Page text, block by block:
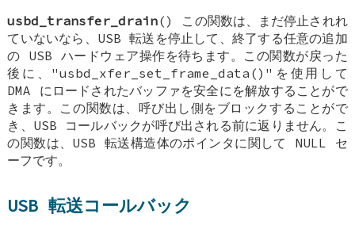
usbd_transfer_drain() この関数は、まだ停止されれ
ていないなら、USB 転送を停止して、終了する任意の追加
の USB ハードウェア操作を待ちます。この関数が戻った
後に、"usbd_xfer_set_frame_data()"を使用して
DMA にロードされたバッファを安全にを解放することがで
きます。この関数は、呼び出し側をブロックすることがで
き、USB コールバックが呼び出される前に返りません。こ
の関数は、USB 転送構造体のポインタに関して NULL セ
ーフです。
USB 転送コールバック